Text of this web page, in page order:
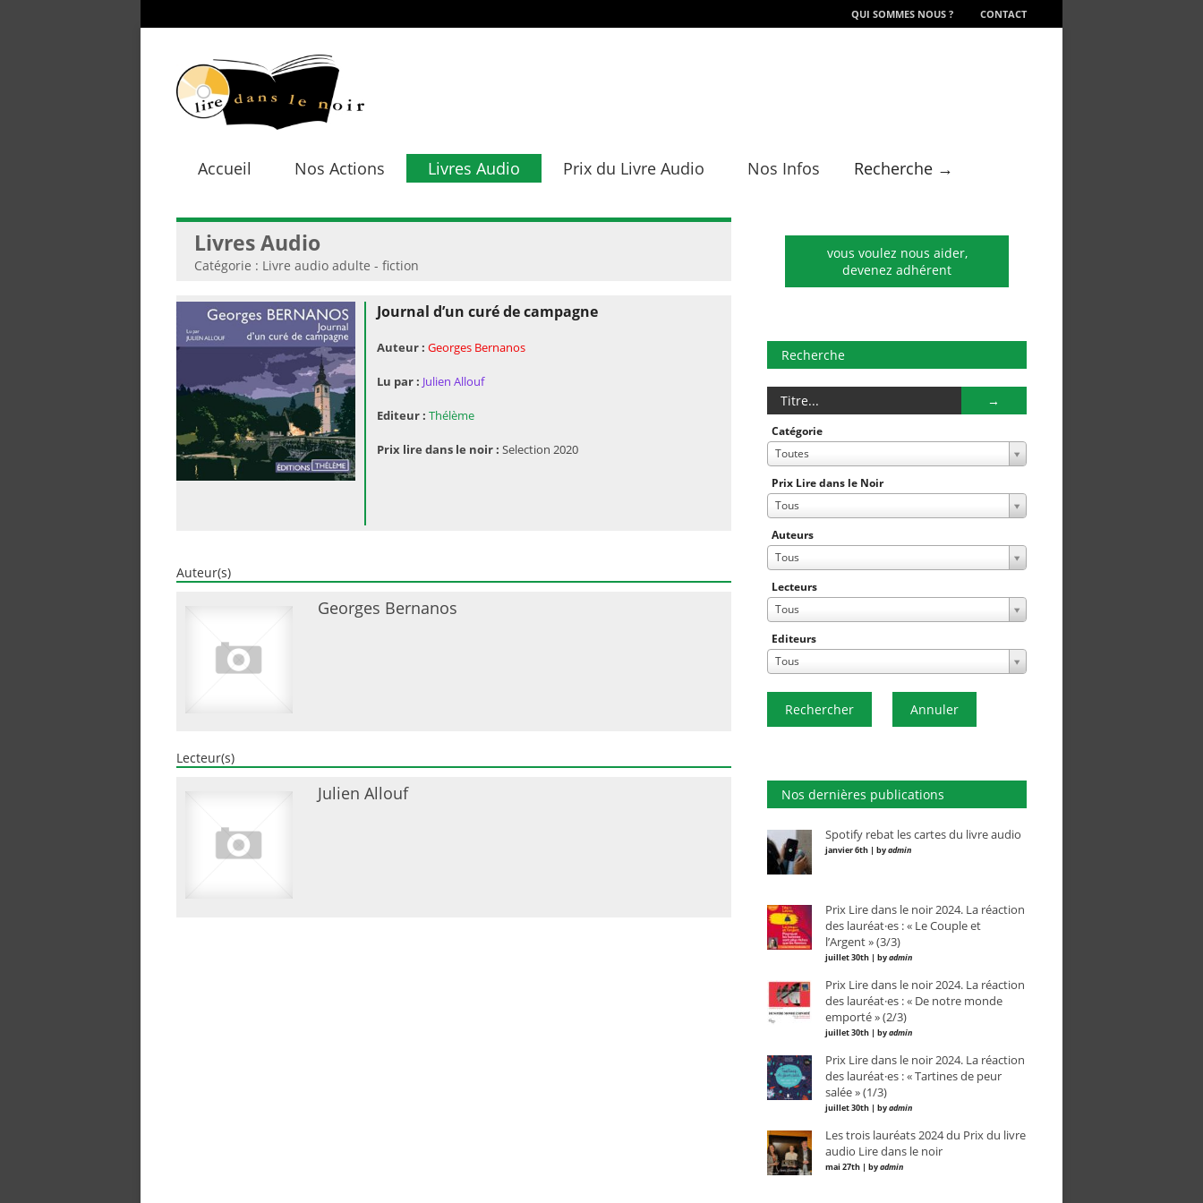
QUI SOMMES NOUS ? CONTACT
Accueil Nos Actions Livres Audio Prix du Livre Audio Nos Infos Recherche →
Livres Audio
Catégorie : Livre audio adulte - fiction
Journal d’un curé de campagne
Auteur : Georges Bernanos
Lu par : Julien Allouf
Editeur : Thélème
Prix lire dans le noir :Selection 2020
Auteur(s)
Georges Bernanos
Lecteur(s)
Julien Allouf
vous voulez nous aider,
devenez adhérent
Recherche
Catégorie
Toutes
Prix Lire dans le Noir
Tous
Auteurs
Tous
Lecteurs
Tous
Editeurs
Tous
Rechercher Annuler
Nos dernières publications
Spotify rebat les cartes du livre audio
janvier 6th | byadmin
Prix Lire dans le noir 2024. La réaction
des lauréat·es : « Le Couple et
l’Argent » (3/3)
juillet 30th | byadmin
Prix Lire dans le noir 2024. La réaction
des lauréat·es : « De notre monde
emporté » (2/3)
juillet 30th | byadmin
Prix Lire dans le noir 2024. La réaction
des lauréat·es : « Tartines de peur
salée » (1/3)
juillet 30th | byadmin
Les trois lauréats 2024 du Prix du livre
audio Lire dans le noir
mai 27th | byadmin